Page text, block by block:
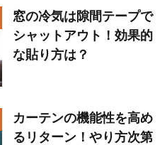
窓の冷気は隙間テープで
シャットアウト！効果的
な貼り方は？
カーテンの機能性を高め
るリターン！やり方次第